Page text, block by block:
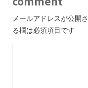
メールアドレスが公開
る欄は必須項目です